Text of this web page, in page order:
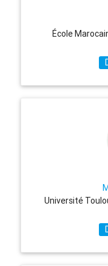
École
Université